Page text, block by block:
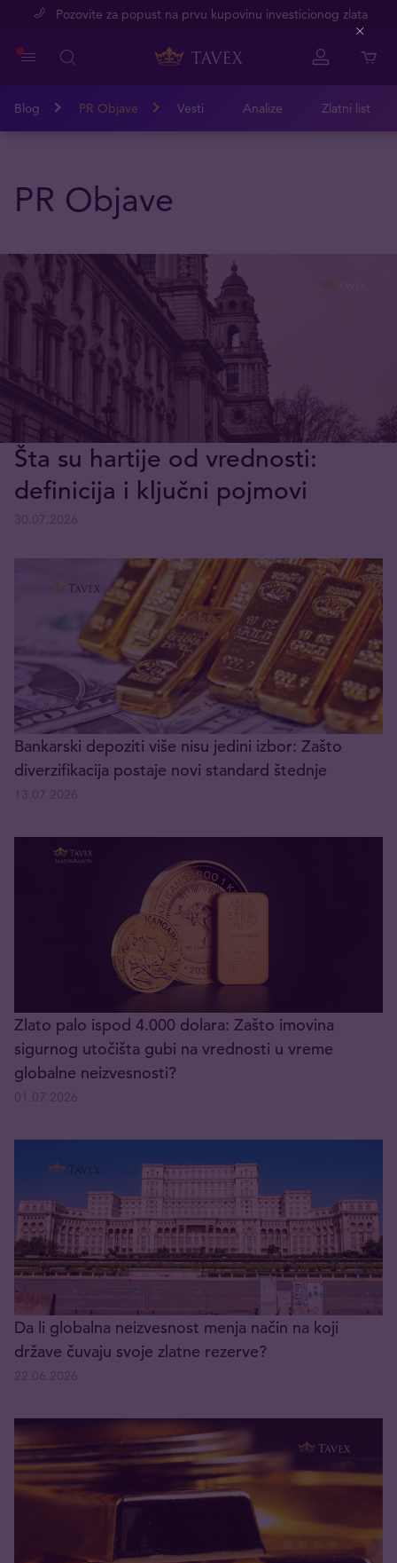
Pozovite za popust na prvu kupovinu investicionog zlata
Blog PR Objave Vesti Analize Zlatni list
PR Objave
Šta su hartije od vrednosti:
definicija i ključni pojmovi
Bankarski depoziti više nisu jedini izbor: Zašto
diverzifikacija postaje novi standard štednje
Zlato palo ispod 4.000 dolara: Zašto imovina
sigurnog utočišta gubi na vrednosti u vreme
globalne neizvesnosti?
Da li globalna neizvesnost menja način na koji
države čuvaju svoje zlatne rezerve?
Close